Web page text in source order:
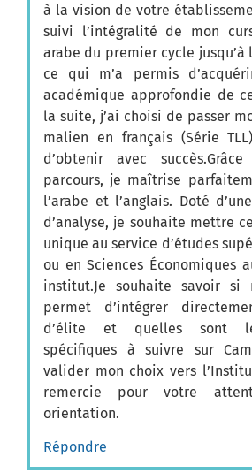
à la vision de votre
suivi l’intégralité de mon
arabe du premier cycle jusqu’à
ce qui m’a permis
académique approfondie de
la suite, j’ai choisi de passer
malien en français (Série
d’obtenir avec
parcours, je maîtrise
l’arabe et l’anglais. Doté
d’analyse, je souhaite mettre
unique au service d’études
ou en Sciences Économiques
institut.Je souhaite savoir
permet d’intégrer
d’élite et quelles sont
spécifiques à suivre sur
valider mon choix vers
remercie pour votre
orientation.
Répondre